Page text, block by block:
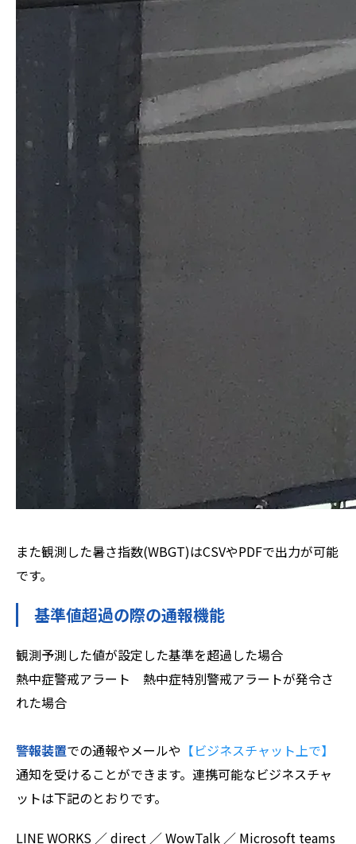
また観測した暑さ指数(WBGT)はCSVやPDFで出力が可能
です。
基準値超過の際の通報機能
観測予測した値が設定した基準を超過した場合
熱中症警戒アラート 熱中症特別警戒アラートが発令さ
れた場合
警報装置での通報やメールや 【ビジネスチャット上で】
通知を受けることができます。連携可能なビジネスチャ
ットは下記のとおりです。
LINE WORKS ／ direct ／ WowTalk ／ Microsoft teams